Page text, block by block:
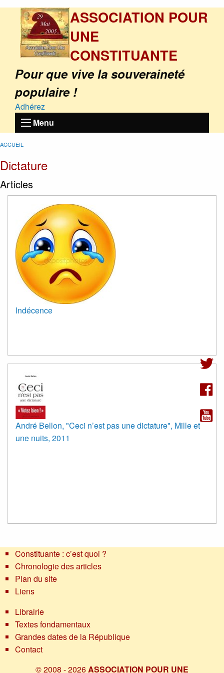
ASSOCIATION POUR
UNE
CONSTITUANTE
Pour que vive la souveraineté
populaire !
Adhérez
Menu
ACCUEIL
Dictature
Articles
Indécence
André Bellon, "Ceci n’est pas une dictature", Mille et
une nuits, 2011
Constituante : c’est quoi ?
Chronologie des articles
Plan du site
Liens
Librairie
Textes fondamentaux
Grandes dates de la République
Contact
© 2008 - 2026ASSOCIATION POUR UNE